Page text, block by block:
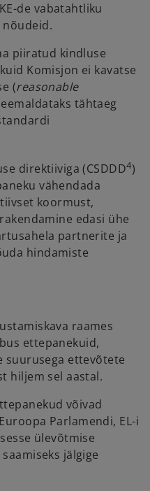
de vabatahtliku
nõudeid.
piiratud kindluse
Komisjon ei kavatse
(reasonable
tähtaeg
direktiiviga (CSDDD4)
vähendada
koormust,
edasi ühe
partnerite ja
hindamiste
raames
ettepanekuid,
suurusega ettevõtete
hiljem sel aastal.
võivad
Parlamendi, EL-i
ülevõtmise
jälgige